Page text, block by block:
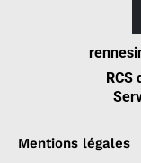
RCS
Mentions légales